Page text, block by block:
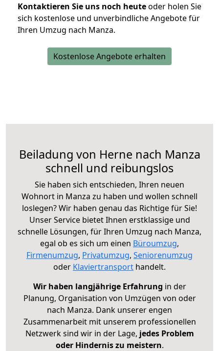
Kontaktieren Sie uns noch heuteoder holen Sie
sich kostenlose und unverbindliche Angebote für
Ihren Umzug nach Manza.
Kostenlose Angebote erhalten
Beiladung von Herne nach Manza
schnell und reibungslos
Sie haben sich entschieden, Ihren neuen
Wohnort in Manza zu haben und wollen schnell
loslegen? Wir haben genau das Richtige für Sie!
Unser Service bietet Ihnen erstklassige und
schnelle Lösungen, für Ihren Umzug nach Manza,
egal ob es sich um einen Büroumzug,
Firmenumzug, Privatumzug, Seniorenumzug
oder Klaviertransport handelt.
Wir haben langjährige Erfahrung in der
Planung, Organisation von Umzügen von oder
nach Manza. Dank unserer engen
Zusammenarbeit mit unserem professionellen
Netzwerk sind wir in der Lage, jedes Problem
oder Hindernis zu meistern.